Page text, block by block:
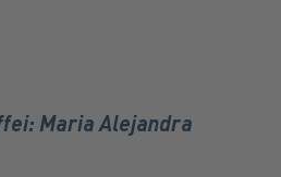
Maria Alejandra